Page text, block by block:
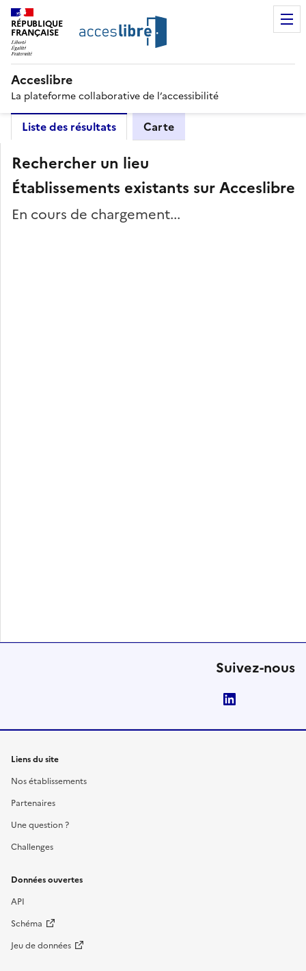
RÉPUBLIQUE
FRANÇAISE
Acceslibre
La plateforme collaborative de l’accessibilité
Liste des résultats Carte
Rechercher un lieu
Établissements existants sur Acceslibre
En cours de chargement...
Suivez-nous
Liens du site
Nos établissements
Partenaires
Une question ?
Challenges
Données ouvertes
API
Schéma
Jeu de données